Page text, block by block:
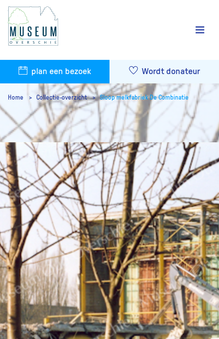
plan een bezoek Wordt donateur
Home Collectie-overzicht Sloop melkfabriek De Combinatie